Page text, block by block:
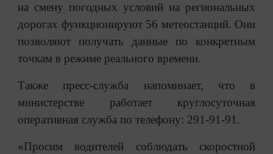
на смену погодных условий на региональных
дорогах функционируют 56 метеостанций. Они
позволяют получать данные по конкретным
точкам в режиме реального времени.
Также пресс-служба напоминает, что в
министерстве работает круглосуточная
оперативная служба по телефону: 291-91-91.
«Просим водителей соблюдать скоростной